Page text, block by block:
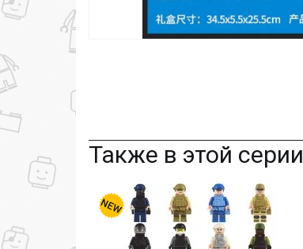
Также в этой серии